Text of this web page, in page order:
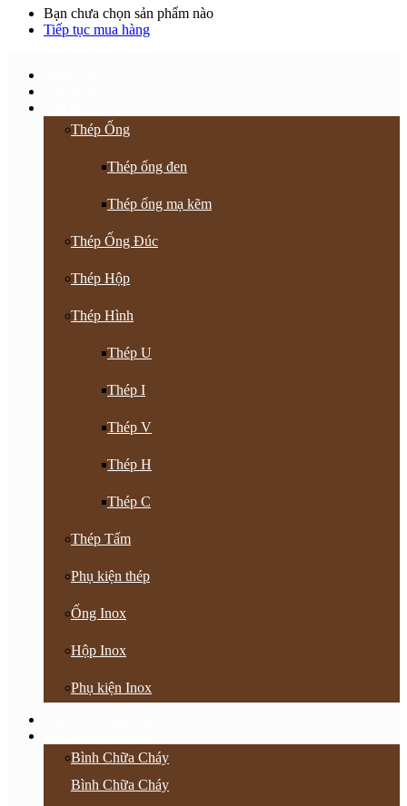
Bạn chưa chọn sản phẩm nào
Tiếp tục mua hàng
Thép Ống
Thép ống đen
Thép ống mạ kẽm
Thép Ống Đúc
Thép Hộp
Thép Hình
Thép U
Thép I
Thép V
Thép H
Thép C
Thép Tấm
Phụ kiện thép
Ống Inox
Hộp Inox
Phụ kiện Inox
Bình Chữa Cháy
Bình Chữa Cháy